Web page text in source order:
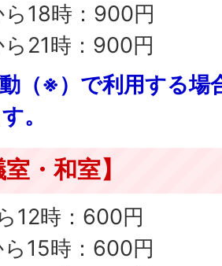
ら18時：900円
ら21時：900円
（※）で利用する
。
・和室】
12時：600円
ら15時：600円